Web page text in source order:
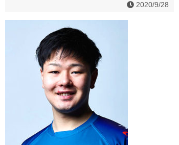
2020/9/28